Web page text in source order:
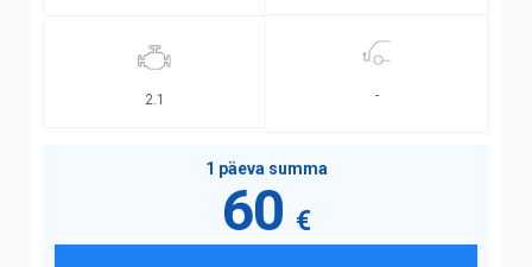
2.1 -
1 päeva summa
60 €